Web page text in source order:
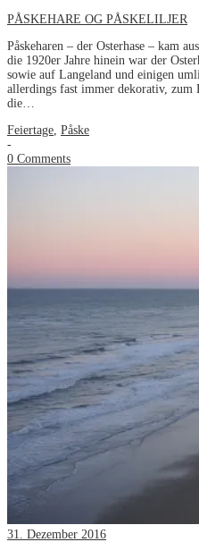
PÅSKEHARE OG PÅSKELILJER
Påskeharen – der Osterhase – kam
die 1920er Jahre hinein war der
sowie auf Langeland und einigen
allerdings fast immer dekorativ, zum
die…
Feiertage Påske
-
0 Comments
31. Dezember 2016